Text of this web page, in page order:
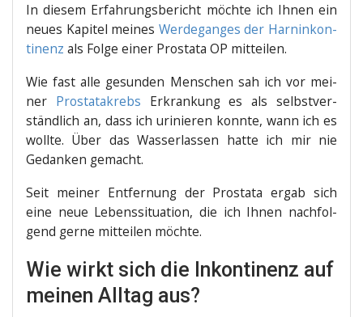
In die­sem Erfah­rungs­be­richt möch­te ich Ihnen ein
neu­es Kapi­tel mei­nes Wer­de­gan­ges der Harn­in­kon­
ti­nenz als Fol­ge einer Pro­sta­ta OP mitteilen.
Wie fast alle gesun­den Men­schen sah ich vor mei­
ner Pro­sta­ta­krebs Erkran­kung es als selbst­ver­
ständ­lich an, dass ich uri­nie­ren konn­te, wann ich es
woll­te. Über das Was­ser­las­sen hat­te ich mir nie
Gedan­ken gemacht.
Seit mei­ner Ent­fer­nung der Pro­sta­ta ergab sich
eine neue Lebens­si­tua­ti­on, die ich Ihnen nach­fol­
gend ger­ne mit­tei­len möchte.
Wie wirkt sich die Inkontinenz auf
meinen Alltag aus?